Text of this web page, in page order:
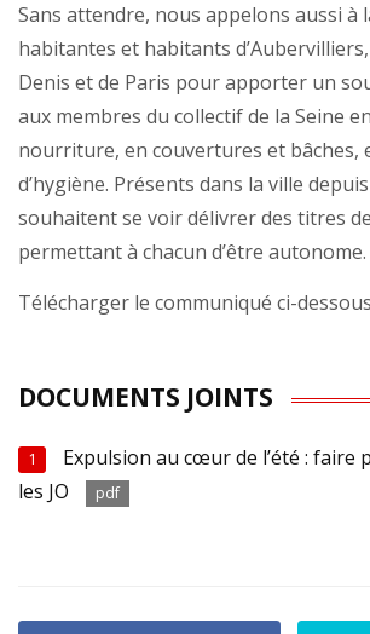
Sans attendre, nous appelons aussi à
habitantes et habitants
Denis et de Paris pour apporter un
aux membres du collectif de la Seine
nourriture, en couvertures et bâches,
d’hygiène. Présents dans la ville
souhaitent se voir délivrer des titres
permettant à chacun d’être autonome.
Télécharger le communiqué ci-
DOCUMENTS JOINTS
1
Expulsion au cœur de l’été : faire
les JO
pdf